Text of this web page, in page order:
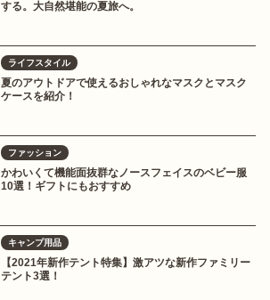
する。大自然堪能の夏旅へ。
ライフスタイル
夏のアウトドアで使えるおしゃれなマスクとマスク
ケースを紹介！
ファッション
かわいくて機能面抜群なノースフェイスのベビー服
10選！ギフトにもおすすめ
キャンプ用品
【2021年新作テント特集】激アツな新作ファミリー
テント3選！